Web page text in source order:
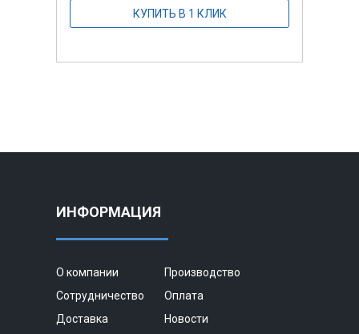
КУПИТЬ В 1 КЛИК
ИНФОРМАЦИЯ
О компании
Производство
Сотрудничество
Оплата
Доставка
Новости